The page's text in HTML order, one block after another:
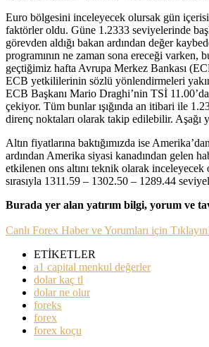
Euro bölgesini inceleyecek olursak gün
faktörler oldu. Güne 1.2333 seviyelerinde
görevden aldığı bakan ardından değer
programının ne zaman sona ereceği
geçtiğimiz hafta Avrupa Merkez Bankası
ECB yetkililerinin sözlü yönlendirmeleri
ECB Başkanı Mario Draghi’nin TSİ
çekiyor. Tüm bunlar ışığında an itibari ile
direnç noktaları olarak takip edilebilir. Aşağı
Altın fiyatlarına baktığımızda ise
ardından Amerika siyasi kanadından gelen
etkilenen ons altını teknik olarak
sırasıyla 1311.59 – 1302.50 – 1289.44
Burada yer alan yatırım bilgi, yorum ve
Canlı Forex Haber ve Yorumları için
ETİKETLER
a1 capital menkul değerler
dolar kaç tl
dolar ne olur
foreks
forex
forex koçu